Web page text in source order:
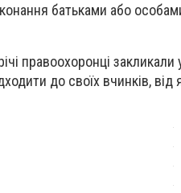
батьками або
правоохоронці закликали
до своїх вчинків,